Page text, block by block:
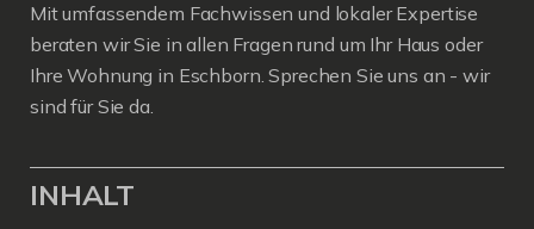
Mit umfassendem Fachwissen und lokaler Expertise
beraten wir Sie in allen Fragen rund um Ihr Haus oder
Ihre Wohnung in Eschborn. Sprechen Sie uns an - wir
sind für Sie da.
INHALT